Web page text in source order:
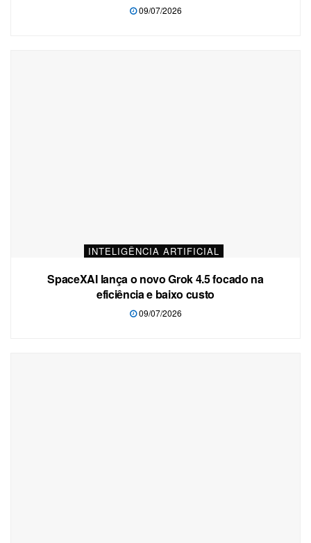
09/07/2026
INTELIGÊNCIA ARTIFICIAL
SpaceXAI lança o novo Grok 4.5 focado na
eficiência e baixo custo
09/07/2026